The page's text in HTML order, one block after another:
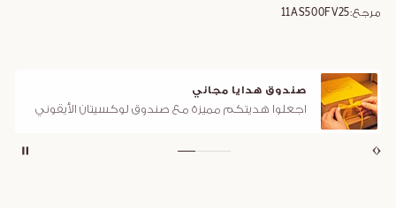
مرجع:11AS500FV25
صندوق هدايا مجاني
اجعلوا هديتكم مميزة مع صندوق لوكسيتان الأيقوني